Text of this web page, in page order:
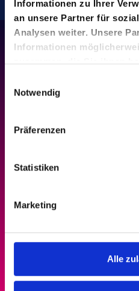
Informationen zu Ihrer
an unsere Partner für
Analysen weiter. Unsere
Informationen
gesammelt haben.
Notwendig
Präferenzen
Statistiken
Marketing
Alle
NEUER